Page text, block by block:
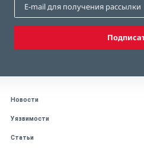
Новости
Уязвимости
Статьи